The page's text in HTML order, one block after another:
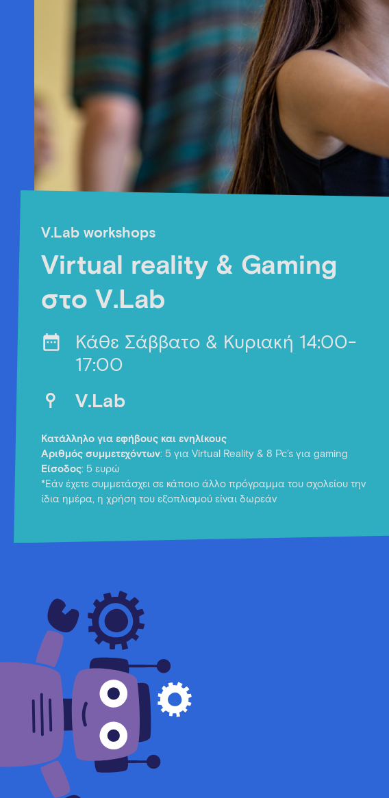
V.Lab workshops
Virtual reality & Gaming
στο V.Lab
Κάθε Σάββατο & Κυριακή 14:00-
17:00
V.Lab
Κατάλληλο για εφήβους και ενηλίκους
Αριθμός συμμετεχόντων: 5 για Virtual Reality & 8 Pc’s για gaming
Είσοδος: 5 ευρώ
*Εάν έχετε συμμετάσχει σε κάποιο άλλο πρόγραμμα του σχολείου την
ίδια ημέρα, η χρήση του εξοπλισμού είναι δωρεάν